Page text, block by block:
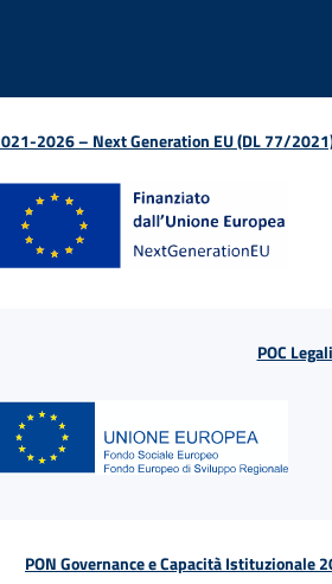
2026 – Next Generation EU (DL 77/
POC
PON Governance e Capacità Istituzionale